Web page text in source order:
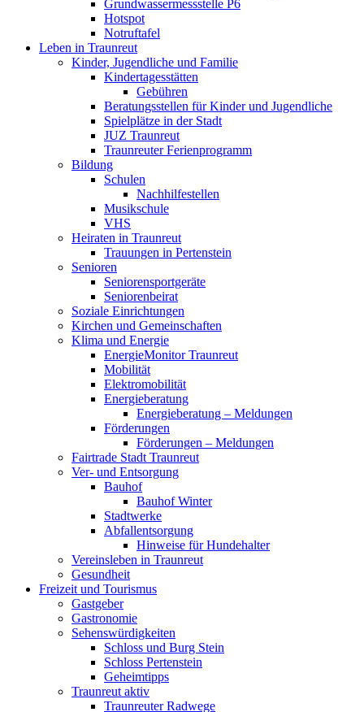
Grundwassermessstelle P6
Hotspot
Notruftafel
Leben in Traunreut
Kinder, Jugendliche und Familie
Kindertagesstätten
Gebühren
Beratungsstellen für Kinder und Jugendliche
Spielplätze in der Stadt
JUZ Traunreut
Traunreuter Ferienprogramm
Bildung
Schulen
Nachhilfestellen
Musikschule
VHS
Heiraten in Traunreut
Trauungen in Pertenstein
Senioren
Seniorensportgeräte
Seniorenbeirat
Soziale Einrichtungen
Kirchen und Gemeinschaften
Klima und Energie
EnergieMonitor Traunreut
Mobilität
Elektromobilität
Energieberatung
Energieberatung – Meldungen
Förderungen
Förderungen – Meldungen
Fairtrade Stadt Traunreut
Ver- und Entsorgung
Bauhof
Bauhof Winter
Stadtwerke
Abfallentsorgung
Hinweise für Hundehalter
Vereinsleben in Traunreut
Gesundheit
Freizeit und Tourismus
Gastgeber
Gastronomie
Sehenswürdigkeiten
Schloss und Burg Stein
Schloss Pertenstein
Geheimtipps
Traunreut aktiv
Traunreuter Radwege